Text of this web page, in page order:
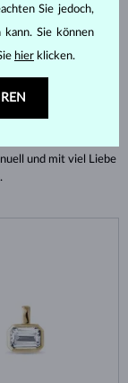
und mit viel Liebe
Sie jedoch,
Sie können
hier klicken.